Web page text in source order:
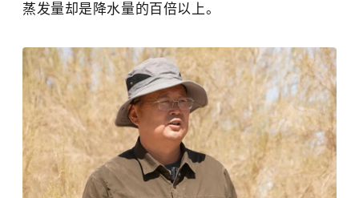
蒸发量却是降水量的百倍以上。